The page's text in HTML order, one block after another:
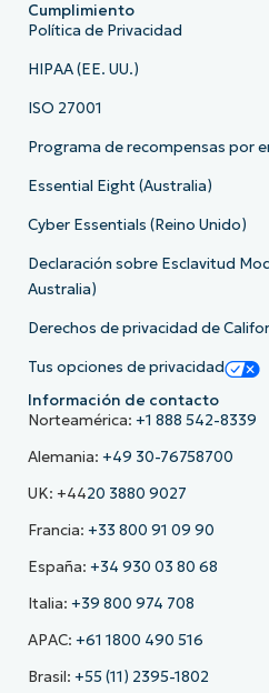
Cumplimiento
Política de Privacidad
HIPAA (EE. UU.)
ISO 27001
Programa de recompensas por
Essential Eight (Australia)
Cyber Essentials (Reino Unido)
Declaración sobre Esclavitud
Australia)
Derechos de privacidad de
Tus opciones de privacidad
Información de contacto
Norteamérica: +1 888 542-8339
Alemania: +49 30-76758700
UK: +4420 3880 9027
Francia: +33 800 91 09 90
España: +34 930 03 80 68
Italia: +39 800 974 708
APAC: +61 1800 490 516
Brasil: +55 (11) 2395-1802